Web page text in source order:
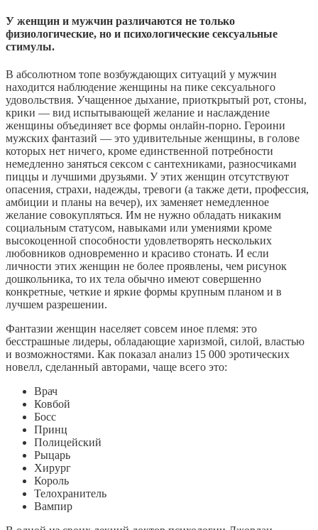
У женщин и мужчин различаются не только
физиологические, но и психологические сексуальные
стимулы.
В абсолютном топе возбуждающих ситуаций у мужчин
находится наблюдение женщины на пике сексуального
удовольствия. Учащенное дыхание, приоткрытый рот, стоны,
крики — вид испытывающей желание и наслаждение
женщины объединяет все формы онлайн-порно. Героини
мужских фантазий — это удивительные женщины, в голове
которых нет ничего, кроме единственной потребности
немедленно заняться сексом с сантехниками, разносчиками
пиццы и лучшими друзьями. У этих женщин отсутствуют
опасения, страхи, надежды, тревоги (а также дети, профессия,
амбиции и планы на вечер), их заменяет немедленное
желание совокупляться. Им не нужно обладать никаким
социальным статусом, навыками или умениями кроме
высокоценной способности удовлетворять нескольких
любовников одновременно и красиво стонать. И если
личности этих женщин не более проявлены, чем рисунок
дошкольника, то их тела обычно имеют совершенно
конкретные, четкие и яркие формы крупным планом и в
лучшем разрешении.
Фантазии женщин населяет совсем иное племя: это
бесстрашные лидеры, обладающие харизмой, силой, властью
и возможностями. Как показал анализ 15 000 эротических
новелл, сделанный авторами, чаще всего это:
Врач
Ковбой
Босс
Принц
Полицейский
Рыцарь
Хирург
Король
Телохранитель
Вампир